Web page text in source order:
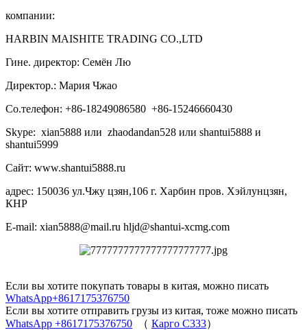
компании:
HARBIN MAISHITE TRADING CO.,LTD
Гине. директор: Семён Лю
Директор.: Мария Чжао
Со.телефон: +86-18249086580 +86-15246660430
Skype: xian5888 или zhaodandan528 или shantui5888 и
shantui5999
Сайт: www.shantui5888.ru
адрес: 150036 ул.Чжу цзян,106 г. Харбин пров. Хэйлунцзян,
КНР
E-mail: xian5888@mail.ru hljd@shantui-xcmg.com
Если вы хотите покупать товары в китая, можно писать
WhatsApp+8617175376750
Если вы хотите отправить грузы из китая, тоже можно писать
WhatsApp +8617175376750 （ Карго C333）